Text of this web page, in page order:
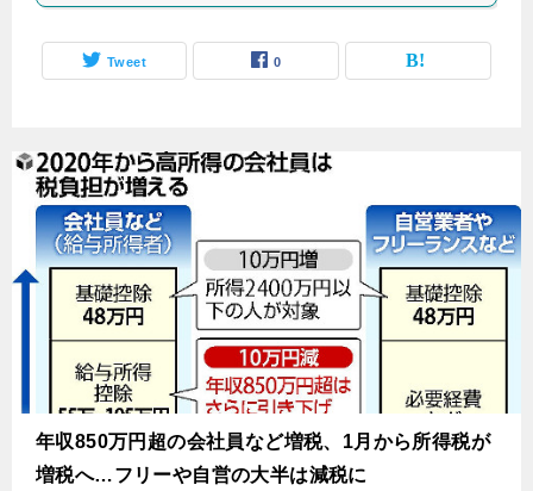
Tweet 0
年収850万円超の会社員など増税、1月から所得税が
増税へ…フリーや自営の大半は減税に